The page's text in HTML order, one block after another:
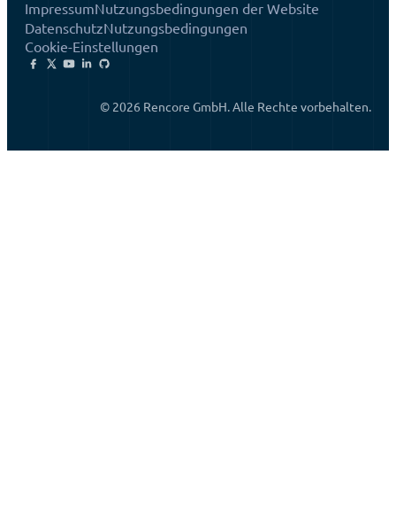
ImpressumNutzungsbedingungen der Website
DatenschutzNutzungsbedingungen
Cookie-Einstellungen
© 2026 Rencore GmbH. Alle Rechte vorbehalten.